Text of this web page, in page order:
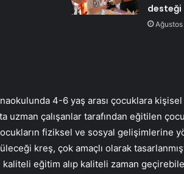
desteği
4-6 yaş arası çocuklara
uzman çalışanlar tarafından eğitilen
fiziksel ve sosyal gelişimlerine
kreş, çok amaçlı olarak
eğitim alıp kaliteli zaman